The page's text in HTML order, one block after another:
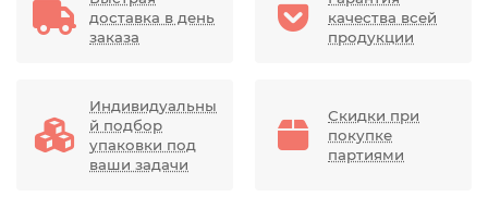
доставка в день
заказа
качества всей
продукции
Индивидуальны
й подбор
упаковки под
ваши задачи
Скидки при
покупке
партиями